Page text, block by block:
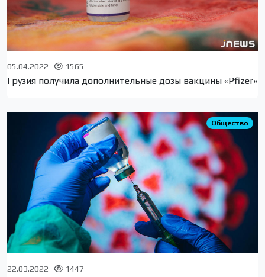
05.04.2022 1565
Грузия получила дополнительные дозы вакцины «Pfizer»
Общество
22.03.2022 1447